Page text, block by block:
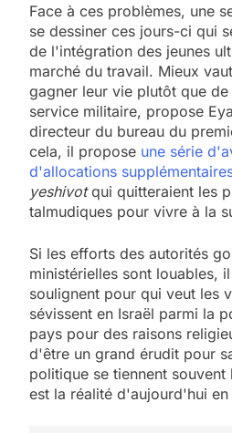
Face à ces problèmes, une
se dessiner ces jours-ci qui
de l'intégration des jeunes
marché du travail. Mieux
gagner leur vie plutôt que
service militaire, propose
directeur du bureau du
cela, il propose une série
d'allocations
yeshivotqui quitteraient les
talmudiques pour vivre à la
Si les efforts des autorités
ministérielles sont louables,
soulignent pour qui veut les
sévissent en Israël parmi la
pays pour des raisons
d'être un grand érudit pour
politique se tiennent souvent
est la réalité d'aujourd'hui en